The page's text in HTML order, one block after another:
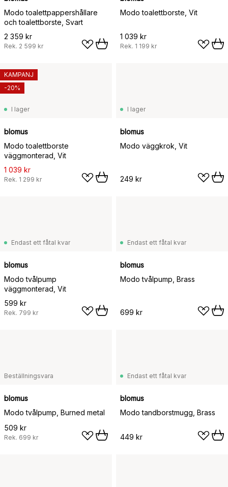
Modo toalettpappershållare
och toalettborste, Svart
2 359 kr
Rek. 2 599 kr
Modo toalettborste, Vit
1 039 kr
Rek. 1 199 kr
I lager
blomus
Modo toalettborste
väggmonterad, Vit
1 039 kr
Rek. 1 299 kr
KAMPANJ
-20%
I lager
blomus
Modo väggkrok, Vit
249 kr
Endast ett fåtal kvar
blomus
Modo tvålpump
väggmonterad, Vit
599 kr
Rek. 799 kr
Endast ett fåtal kvar
blomus
Modo tvålpump, Brass
699 kr
Beställningsvara
blomus
Modo tvålpump, Burned metal
509 kr
Rek. 699 kr
Endast ett fåtal kvar
blomus
Modo tandborstmugg, Brass
449 kr